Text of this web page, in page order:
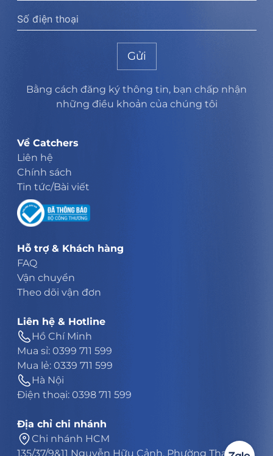
Gửi
Bằng cách đăng ký thông tin, bạn chấp nhận
những điều khoản của chúng tôi
Về Catchers
Liên hệ
Chính sách
Tin tức/Bài viết
Hỗ trợ & Khách hàng
FAQ
Vận chuyển
Theo dõi vận đơn
Liên hệ & Hotline
Hồ Chí Minh
Mua sỉ: 0399 711 599
Mua lẻ: 0339 711 599
Hà Nội
Điện thoại: 0398 711 599
Địa chỉ chi nhánh
Chi nhánh HCM
135/37/9&11 Nguyễn Hữu Cảnh, Phường Thạnh